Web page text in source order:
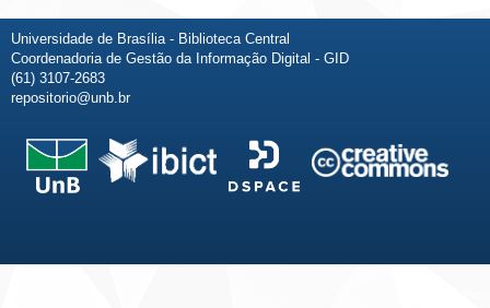
Universidade de Brasília - Biblioteca Central
Coordenadoria de Gestão da Informação Digital - GID
(61) 3107-2683
repositorio@unb.br